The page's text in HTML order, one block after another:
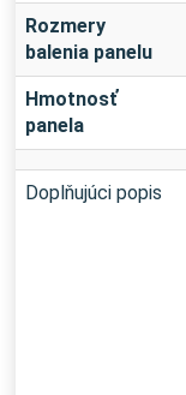
Rozmery
balenia panelu
Hmotnosť
panela
Doplňujúci popis